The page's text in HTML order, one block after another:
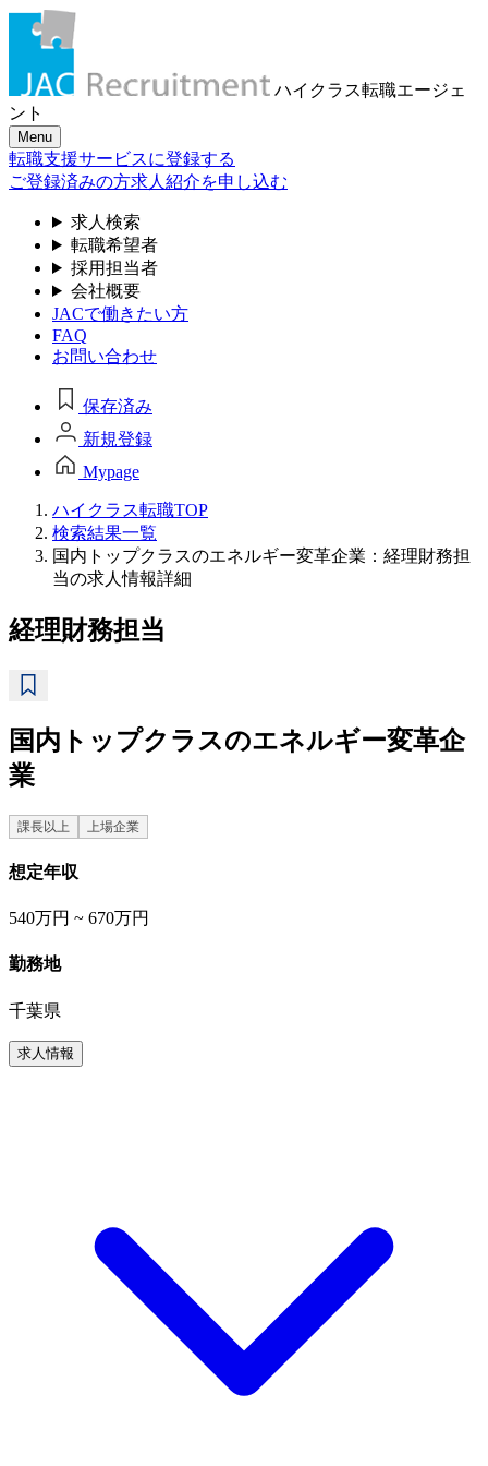
ハイクラス転職エージェ
ント
Menu
転職支援サービスに登録する
ご登録済みの方求人紹介を申し込む
求人検索
転職希望者
採用担当者
会社概要
JACで働きたい方
FAQ
お問い合わせ
保存済み
新規登録
Mypage
ハイクラス転職TOP
検索結果一覧
国内トップクラスのエネルギー変革企業：経理財務担
当の求人情報詳細
経理財務担当
国内トップクラスのエネルギー変革企
業
課長以上 上場企業
想定年収
540万円 ~ 670万円
勤務地
千葉県
求人情報